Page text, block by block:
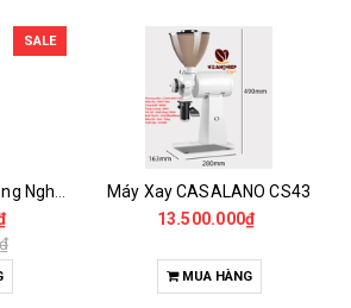
SALE
Máy Xay CASALANO CS43
13.500.000₫
MUA HÀNG